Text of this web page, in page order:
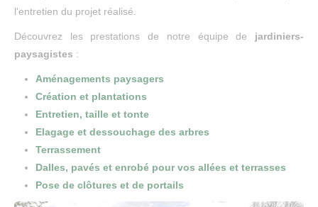
l'entretien du projet réalisé.
Découvrez les prestations de notre équipe de jardiniers-
paysagistes :
Aménagements paysagers
Création et plantations
Entretien, taille et tonte
Elagage et dessouchage des arbres
Terrassement
Dalles, pavés et enrobé pour vos allées et terrasses
Pose de clôtures et de portails